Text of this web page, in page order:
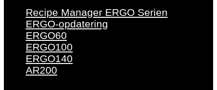
Recipe Manager ERGO Serien
ERGO-opdatering
ERGO60
ERGO100
ERGO140
AR200